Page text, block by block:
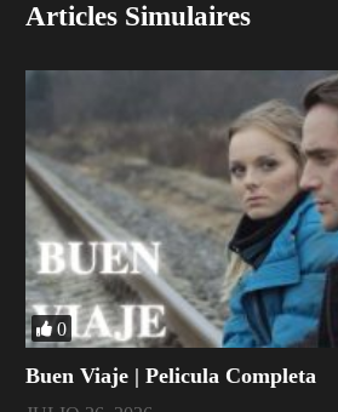
Articles Simulaires
0
Buen Viaje | Pelicula Completa